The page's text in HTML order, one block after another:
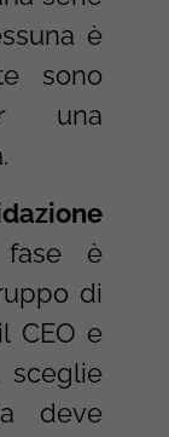
è
sono
una
fase è
di
CEO e
sceglie
deve